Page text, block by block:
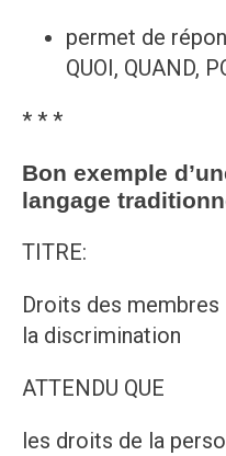
permet de
QUOI, QUAND,
* * *
Bon exemple
langage
TITRE:
Droits des
la discrimination
ATTENDU QUE
les droits de la